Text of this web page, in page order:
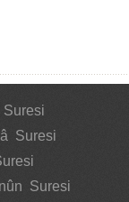
Suresi
Suresi